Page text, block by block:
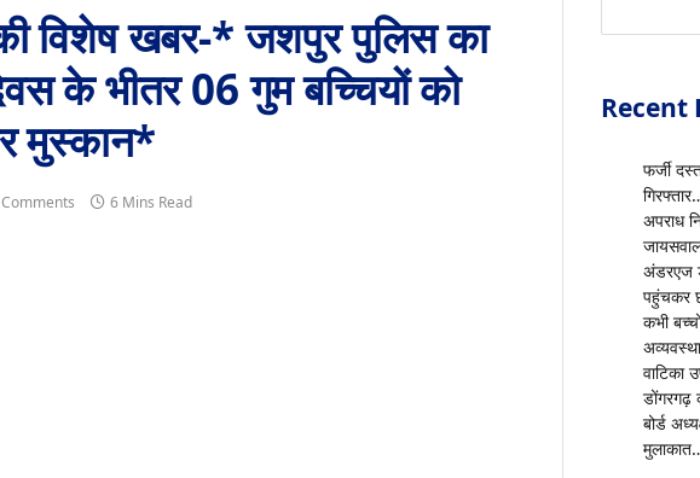
विशेष खबर-* जशपुर पुलिस का
के भीतर 06 गुम बच्चियों को
मुस्कान*
6 Mins Read
Recent
फर्जी
अपराध
अंडरएज
पहुंचकर
कभी
वाटिका
डोंगरगढ़
बोर्ड